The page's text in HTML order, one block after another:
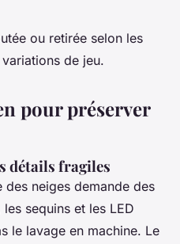
ou retirée selon les
de jeu.
pour préserver
détails fragiles
neiges demande des
sequins et les LED
le lavage en machine. Le